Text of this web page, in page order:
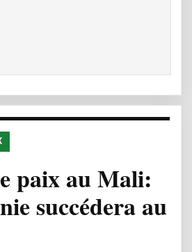
paix au Mali:
succédera au